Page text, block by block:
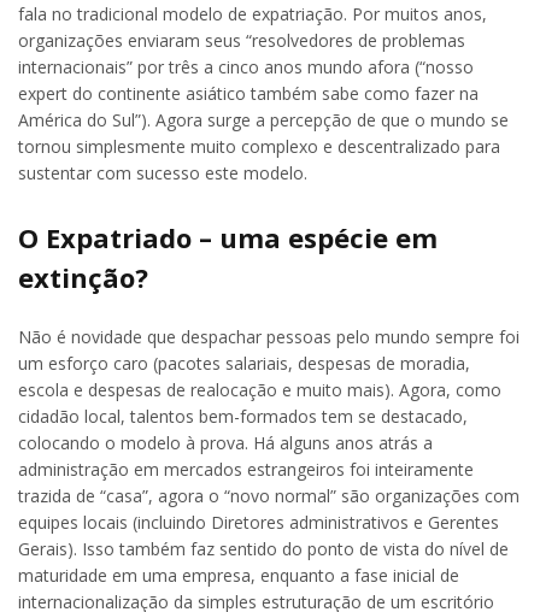
fala no tradicional modelo de expatriação. Por muitos anos,
organizações enviaram seus “resolvedores de problemas
internacionais” por três a cinco anos mundo afora (“nosso
expert do continente asiático também sabe como fazer na
América do Sul”). Agora surge a percepção de que o mundo se
tornou simplesmente muito complexo e descentralizado para
sustentar com sucesso este modelo.
O Expatriado – uma espécie em
extinção?
Não é novidade que despachar pessoas pelo mundo sempre foi
um esforço caro (pacotes salariais, despesas de moradia,
escola e despesas de realocação e muito mais). Agora, como
cidadão local, talentos bem-formados tem se destacado,
colocando o modelo à prova. Há alguns anos atrás a
administração em mercados estrangeiros foi inteiramente
trazida de “casa”, agora o “novo normal” são organizações com
equipes locais (incluindo Diretores administrativos e Gerentes
Gerais). Isso também faz sentido do ponto de vista do nível de
maturidade em uma empresa, enquanto a fase inicial de
internacionalização da simples estruturação de um escritório